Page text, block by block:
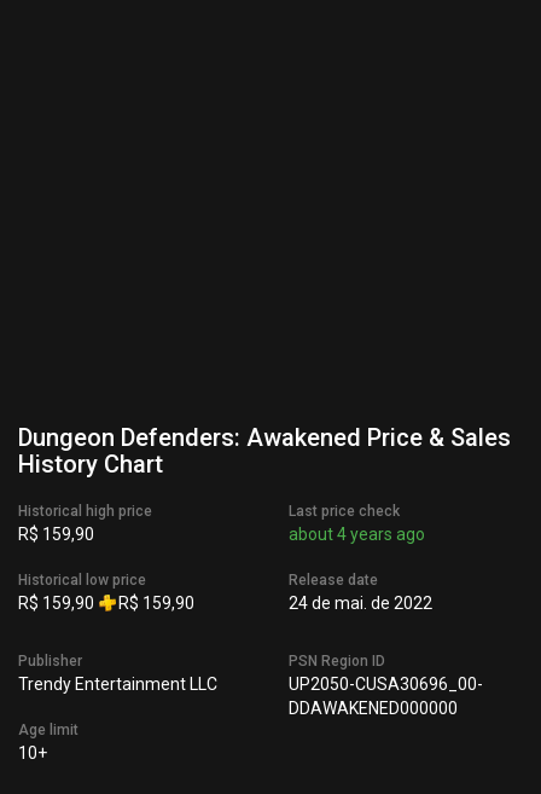
Dungeon Defenders: Awakened Price & Sales
History Chart
Historical high price
R$ 159,90
Historical low price
R$ 159,90 R$ 159,90
Last price check
about 4 years ago
Release date
24 de mai. de 2022
Publisher
Trendy Entertainment LLC
Age limit
10+
PSN Region ID
UP2050-CUSA30696_00-
DDAWAKENED000000